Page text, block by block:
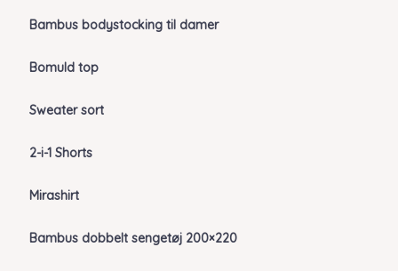
Bambus bodystocking til damer
Bomuld top
Sweater sort
2-i-1 Shorts
Mirashirt
Bambus dobbelt sengetøj 200×220